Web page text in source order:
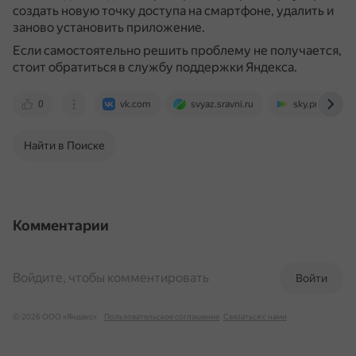
создать новую точку доступа на смартфоне, удалить и
заново установить приложение.
Если самостоятельно решить проблему не получается,
стоит обратиться в службу поддержки Яндекса.
0 vk.com svyaz.sravni.ru sky.pro
Найти в Поиске
Комментарии
Войти
Войдите, чтобы комментировать
© 2026 ООО «Яндекс» Пользовательское соглашение Связаться с нами